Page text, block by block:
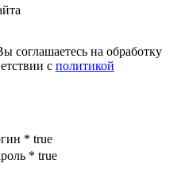
соглашаетесь на обработку
с политикой
* true
* true